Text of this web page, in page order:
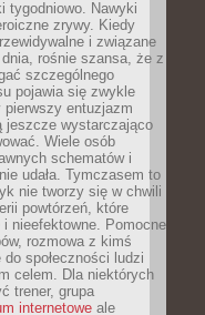
tygodniowo. Nawyki
zrywy. Kiedy
i związane
rośnie szansa, że z
szczególnego
pojawia się zwykle
entuzjazm
jeszcze wystarczająco
Wiele osób
schematów i
udała. Tymczasem to
nie tworzy się w chwili
powtórzeń, które
nieefektowne. Pomocne
rozmowa z kimś
społeczności ludzi
celem. Dla niektórych
trener, grupa
internetowe ale